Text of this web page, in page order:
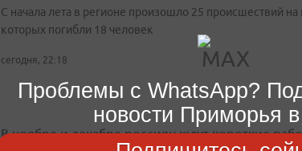
С начала лета в регионе произошло 25 происшествий на
которых погибли 18 человек
сегодня, 22:18
В ноябре и декабре россиян ждут короткие
Проблемы с WhatsApp?
новости Приморья